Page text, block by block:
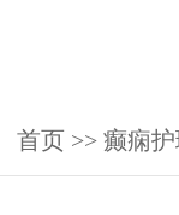
首页 >> 癫痫护